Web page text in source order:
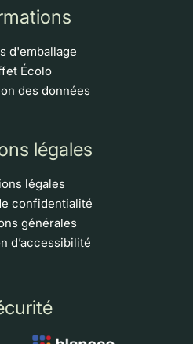
d'emballage
Écolo
des données
légales
légales
confidentialité
générales
d’accessibilité